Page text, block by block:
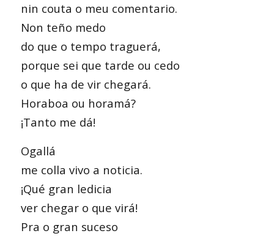
nin couta o meu comentario.
Non teño medo
do que o tempo traguerá,
porque sei que tarde ou cedo
o que ha de vir chegará.
Horaboa ou horamá?
¡Tanto me dá!
Ogallá
me colla vivo a noticia.
¡Qué gran ledicia
ver chegar o que virá!
Pra o gran suceso